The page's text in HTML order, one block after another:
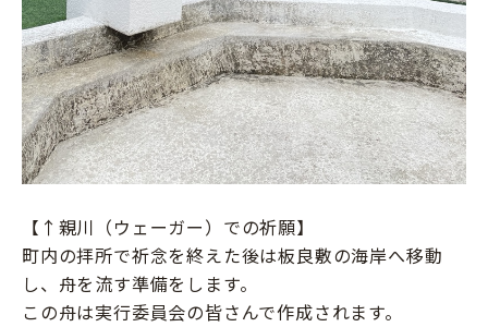
【↑親川（ウェーガー）での祈願】
町内の拝所で祈念を終えた後は板良敷の海岸へ移動
し、舟を流す準備をします。
この舟は実行委員会の皆さんで作成されます。